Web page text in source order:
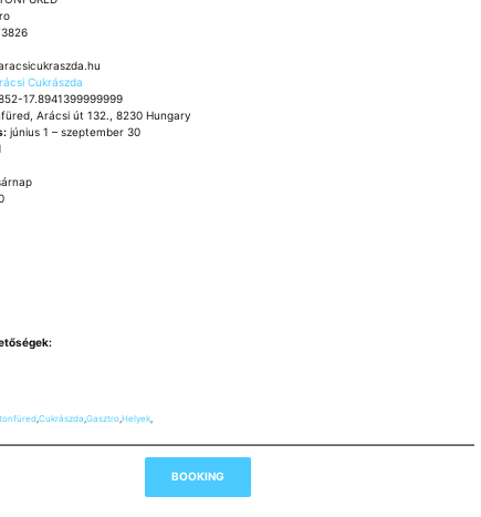
Cukrászda
17.8941399999999
Arácsi út 132., 8230 Hungary
június 1 – szeptember 30
, Cukrászda Gasztro, Helyek,